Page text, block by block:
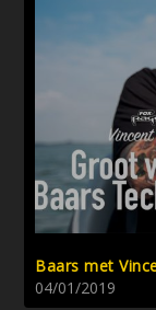
Baars met
04/01/2019